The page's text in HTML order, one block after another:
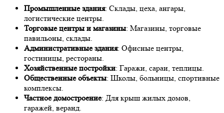
Промышленные здания: Склады, цеха, ангары,
логистические центры.
Торговые центры и магазины: Магазины, торговые
павильоны, склады.
Административные здания: Офисные центры,
гостиницы, рестораны.
Хозяйственные постройки: Гаражи, сараи, теплицы.
Общественные объекты: Школы, больницы, спортивные
комплексы.
Частное домостроение: Для крыш жилых домов,
гаражей, веранд.